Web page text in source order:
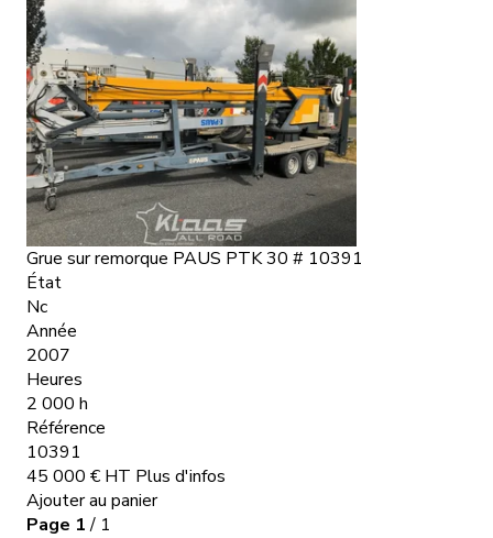
Grue sur remorque PAUS PTK 30 # 10391
État
Nc
Année
2007
Heures
2 000 h
Référence
10391
45 000 € HT Plus d'infos
Ajouter au panier
Page 1 / 1